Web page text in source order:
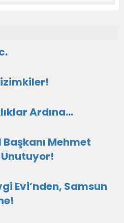
Ardına…
Başkanı Mehmet
Evi’nden, Samsun